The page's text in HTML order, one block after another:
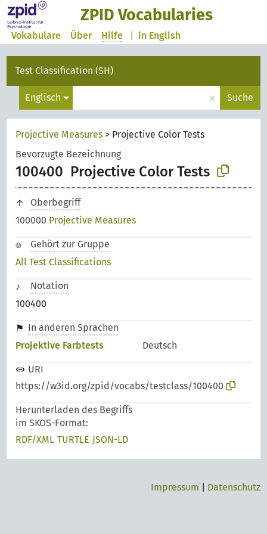
ZPID Vocabularies
in English
Vokabulare Über Hilfe
Test Classification (SH)
Englisch × Suche
Projective Measures > Projective Color Tests
Bevorzugte Bezeichnung
100400 Projective Color Tests
Oberbegriff
100000 Projective Measures
Gehört zur Gruppe
All Test Classifications
Notation
100400
In anderen Sprachen
Projektive Farbtests
Deutsch
URI
https://w3id.org/zpid/vocabs/testclass/100400
Herunterladen des Begriffs
im SKOS-Format:
RDF/XML TURTLE JSON-LD
Impressum Datenschutz